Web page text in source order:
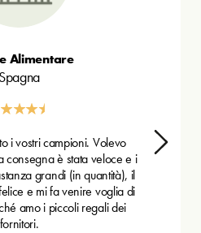
i vostri campioni. Volevo
consegna è stata veloce e i
grandi (in quantità), il
e mi fa venire voglia di
amo i piccoli regali dei
fornitori.
Alimentare
Spagna